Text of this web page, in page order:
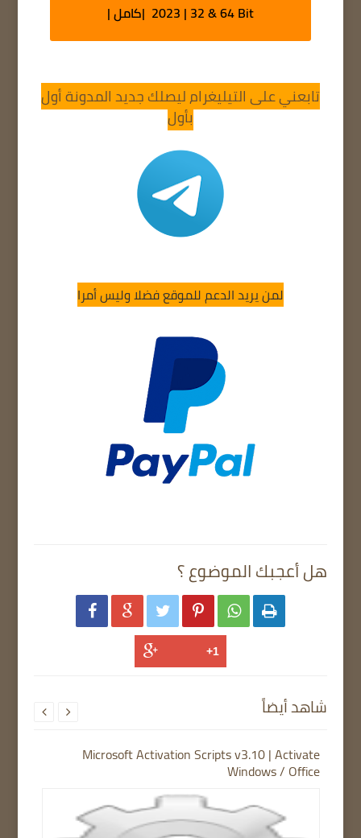
2023 | 32 & 64 Bit |كامل |
تابعني على التيليغرام ليصلك جديد المدونة أول
بأول
لمن يريد الدعم للموقع فضلا وليس أمرا
هل أعجبك الموضوع ؟
     
شاهد أيضاً
Microsoft Activation Scripts v3.10 | Activate
Windows / Office
 